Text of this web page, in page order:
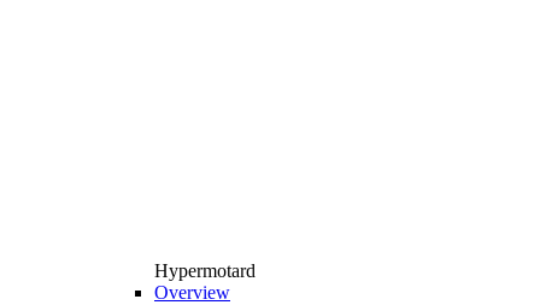
Hypermotard
Overview